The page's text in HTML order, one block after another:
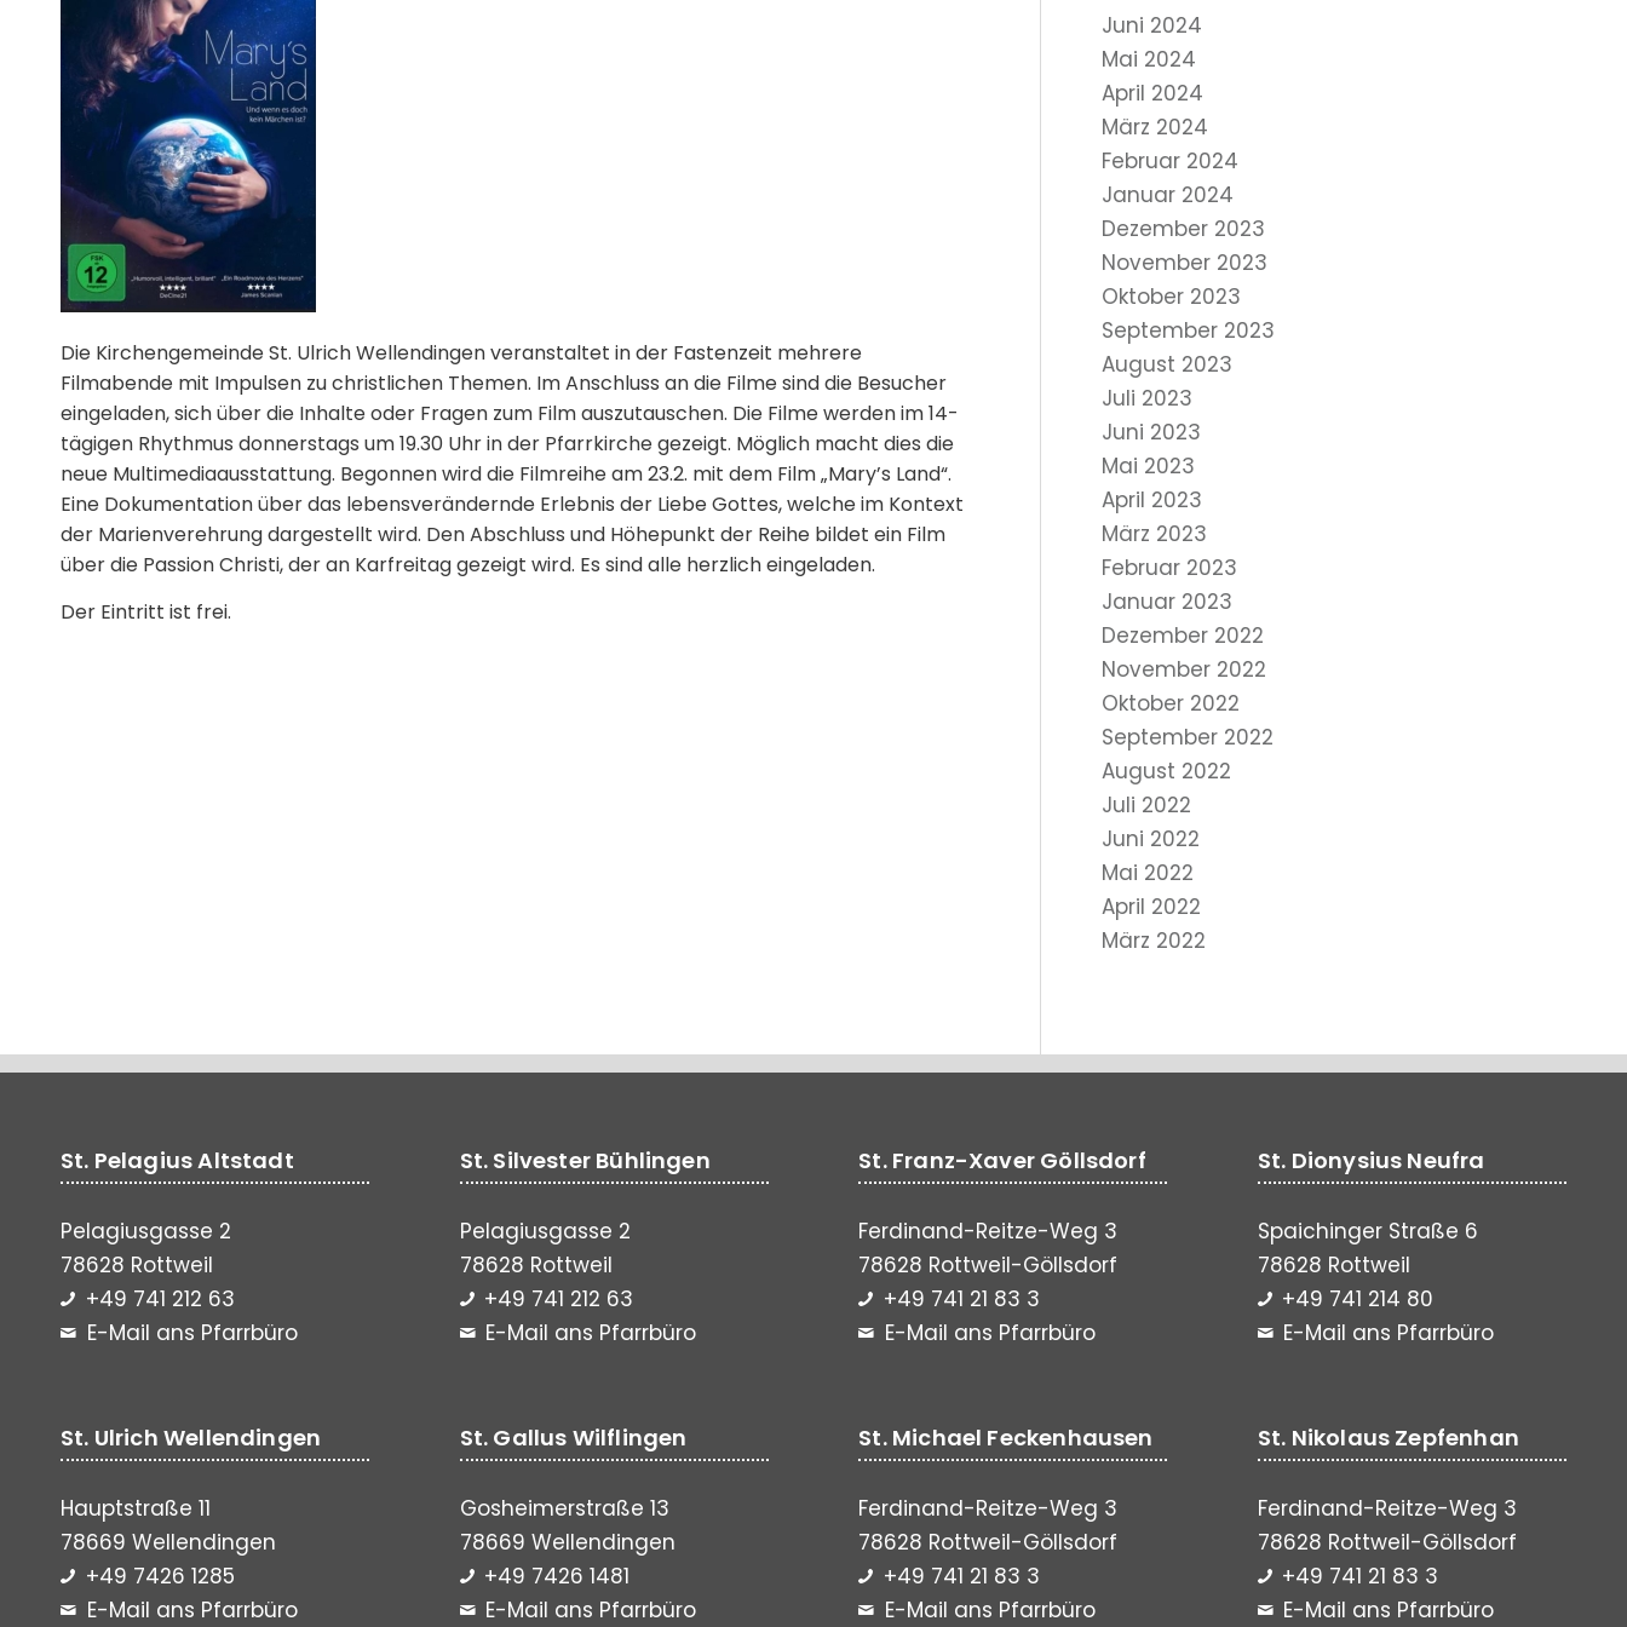
Die Kirchengemeinde St. Ulrich Wellendingen veranstaltet in der Fastenzeit mehrere
Filmabende mit Impulsen zu christlichen Themen. Im Anschluss an die Filme sind die Besucher
eingeladen, sich über die Inhalte oder Fragen zum Film auszutauschen. Die Filme werden im 14-
tägigen Rhythmus donnerstags um 19.30 Uhr in der Pfarrkirche gezeigt. Möglich macht dies die
neue Multimediaausstattung. Begonnen wird die Filmreihe am 23.2. mit dem Film „Mary’s Land“.
Eine Dokumentation über das lebensverändernde Erlebnis der Liebe Gottes, welche im Kontext
der Marienverehrung dargestellt wird. Den Abschluss und Höhepunkt der Reihe bildet ein Film
über die Passion Christi, der an Karfreitag gezeigt wird. Es sind alle herzlich eingeladen.
Der Eintritt ist frei.
Juni 2024
Mai 2024
April 2024
März 2024
Februar 2024
Januar 2024
Dezember 2023
November 2023
Oktober 2023
September 2023
August 2023
Juli 2023
Juni 2023
Mai 2023
April 2023
März 2023
Februar 2023
Januar 2023
Dezember 2022
November 2022
Oktober 2022
September 2022
August 2022
Juli 2022
Juni 2022
Mai 2022
April 2022
März 2022
St. Pelagius Altstadt
Pelagiusgasse 2
78628 Rottweil
+49 741 212 63
E-Mail ans Pfarrbüro
St. Ulrich Wellendingen
Hauptstraße 11
78669 Wellendingen
+49 7426 1285
E-Mail ans Pfarrbüro
St. Silvester Bühlingen
Pelagiusgasse 2
78628 Rottweil
+49 741 212 63
E-Mail ans Pfarrbüro
St. Gallus Wilflingen
Gosheimerstraße 13
78669 Wellendingen
+49 7426 1481
E-Mail ans Pfarrbüro
St. Franz-Xaver Göllsdorf
Ferdinand-Reitze-Weg 3
78628 Rottweil-Göllsdorf
+49 741 21 83 3
E-Mail ans Pfarrbüro
St. Michael Feckenhausen
Ferdinand-Reitze-Weg 3
78628 Rottweil-Göllsdorf
+49 741 21 83 3
E-Mail ans Pfarrbüro
St. Dionysius Neufra
Spaichinger Straße 6
78628 Rottweil
+49 741 214 80
E-Mail ans Pfarrbüro
St. Nikolaus Zepfenhan
Ferdinand-Reitze-Weg 3
78628 Rottweil-Göllsdorf
+49 741 21 83 3
E-Mail ans Pfarrbüro